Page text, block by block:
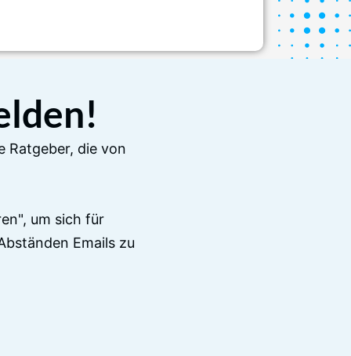
Ratgeber, die von
um sich für
Emails zu